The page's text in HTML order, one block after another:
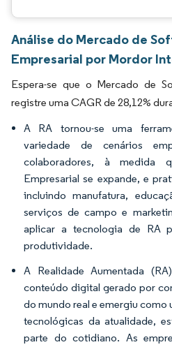
Análise do Mercado de
Empresarial por Mordor
Espera-se que o Mercado de
registre uma CAGR de 28,12%
A RA tornou-se uma
variedade de cenários
colaboradores, à medida
Empresarial se expande, e
incluindo manufatura,
serviços de campo e
aplicar a tecnologia de RA
produtividade.
A Realidade Aumentada
conteúdo digital gerado por
do mundo real e emergiu como
tecnológicas da atualidade,
parte do cotidiano. As